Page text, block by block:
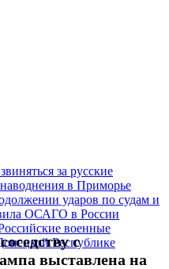
за русские
в Приморье
ударов по судам и
ОСАГО в России
военные
Республике
с
выставлена на